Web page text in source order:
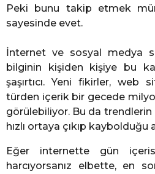
Peki bunu takip etmek
sayesinde evet.
İnternet ve sosyal medya
bilginin kişiden kişiye bu
şaşırtıcı. Yeni fikirler, web
türden içerik bir gecede
görülebiliyor. Bu da
hızlı ortaya çıkıp kaybolduğu
Eğer internette gün
harcıyorsanız elbette, en